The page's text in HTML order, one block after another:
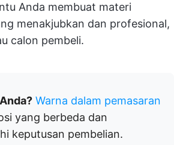
Anda membuat materi
menakjubkan dan profesional,
calon pembeli.
Warna dalam pemasaran
yang berbeda dan
keputusan pembelian.